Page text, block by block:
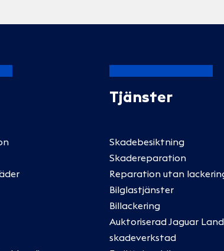
Tjänster
Skadebesiktning
Skadereparation
Reparation utan
Bilglastjänster
Billackering
Auktoriserad Jaguar
skadeverkstad